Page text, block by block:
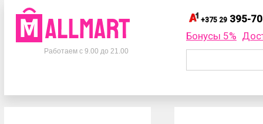
Телефоны
+375 33395-70-75
Работаем с 9.00 до 21.00
+375 29 395-
+375 29
Бонусы 5%